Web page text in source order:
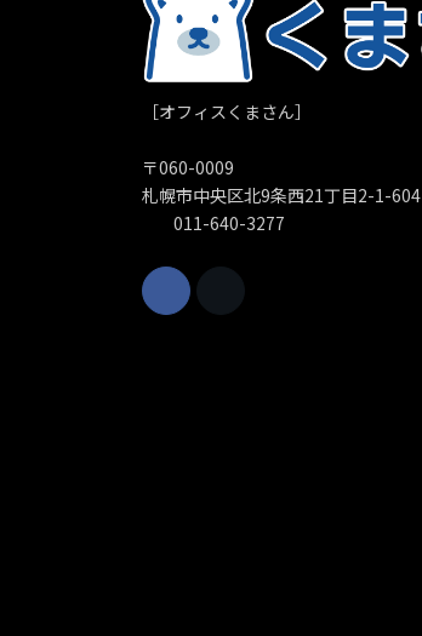
［オフィスくまさん］
〒060-0009
札幌市中央区北9条西21丁目2-1-604
011-640-3277